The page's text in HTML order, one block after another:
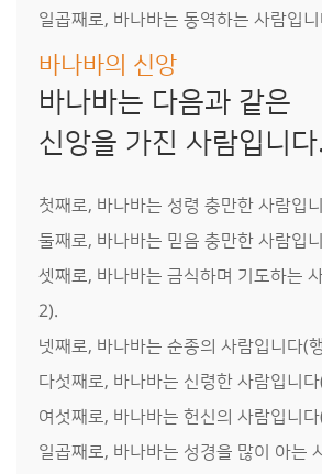
일곱째로, 바나바는 동역하는 사람입
바나바의 신앙
바나바는 다음과 같은
신앙을 가진 사람입니다.
첫째로, 바나바는 성령 충만한 사람입
둘째로, 바나바는 믿음 충만한 사람입
셋째로, 바나바는 금식하며 기도하는
2).
넷째로, 바나바는 순종의 사람입니다(
다섯째로, 바나바는 신령한 사람입니
여섯째로, 바나바는 헌신의 사람입니
일곱째로, 바나바는 성경을 많이 아는